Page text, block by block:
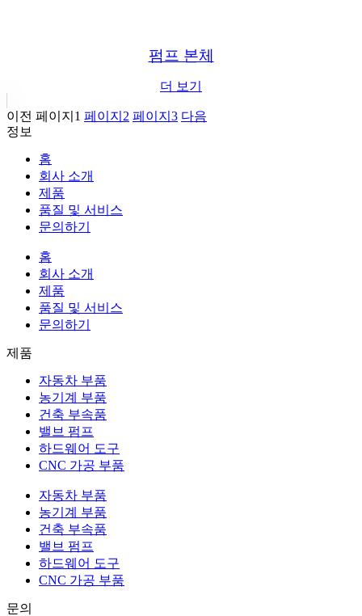
펌프 본체
더 보기
이전 페이지 1 페이지 2 페이지 3 다음
정보
홈
회사 소개
제품
품질 및 서비스
문의하기
홈
회사 소개
제품
품질 및 서비스
문의하기
제품
자동차 부품
농기계 부품
건축 부속품
밸브 펌프
하드웨어 도구
CNC 가공 부품
자동차 부품
농기계 부품
건축 부속품
밸브 펌프
하드웨어 도구
CNC 가공 부품
문의